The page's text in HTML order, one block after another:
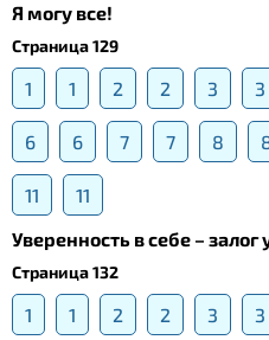
Я могу все!
Страница 129
1 1 2 2 3 3
6 6 7 7 8
11
11
Уверенность в себе – залог
Страница 132
1 1 2 2 3 3